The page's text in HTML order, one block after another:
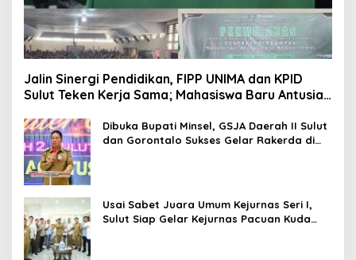
Jalin Sinergi Pendidikan, FIPP UNIMA dan KPID
Sulut Teken Kerja Sama; Mahasiswa Baru Antusias
Dibuka Bupati Minsel, GSJA Daerah II Sulut
dan Gorontalo Sukses Gelar Rakerda di
Usai Sabet Juara Umum Kejurnas Seri I,
Sulut Siap Gelar Kejurnas Pacuan Kuda